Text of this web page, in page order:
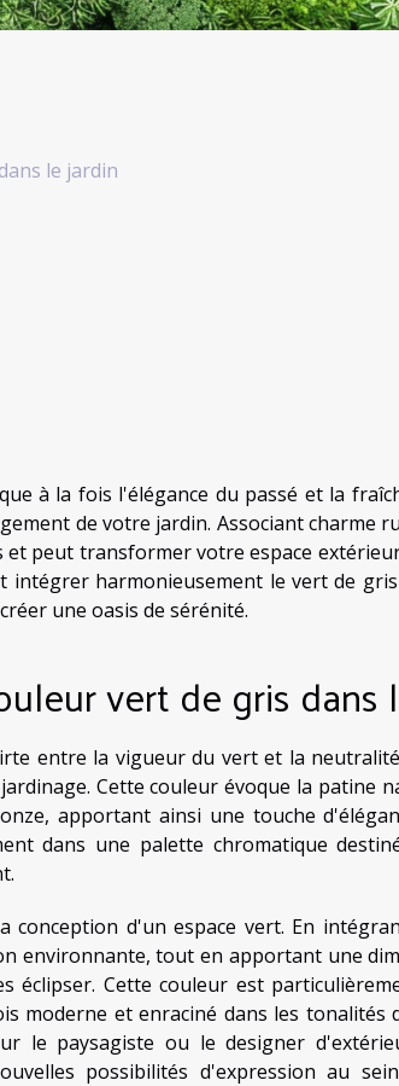
le jardin
à la fois l'élégance du passé et la
de votre jardin. Associant charme
peut transformer votre espace
intégrer harmonieusement le vert de
une oasis de sérénité.
vert de gris dans
entre la vigueur du vert et la
Cette couleur évoque la patine
apportant ainsi une touche
dans une palette chromatique
conception d'un espace vert. En
environnante, tout en apportant une
éclipser. Cette couleur est
moderne et enraciné dans les tonalités
le paysagiste ou le designer
possibilités d'expression au